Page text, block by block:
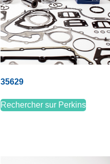
35629
Rechercher sur Perkins